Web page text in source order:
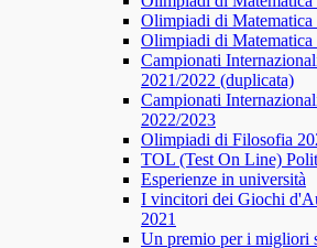
Olimpiadi di Matematica
Olimpiadi di Matematica
Campionati
2021/2022 (duplicata)
Campionati
2022/2023
Olimpiadi di Filosofia
TOL (Test On Line)
Esperienze in università
I vincitori dei Giochi
2021
Un premio per i migliori